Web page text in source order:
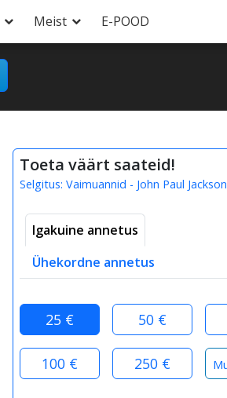
Meist E-POOD
Toeta väärt saateid!
Selgitus: Vaimuannid - John Paul Jackson
Igakuine annetus
Ühekordne annetus
25 € 50 €
100 € 250 €